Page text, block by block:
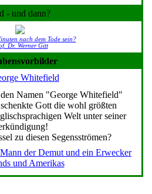
- und dann?
nach dem Tode sein?
Dr. Werner Gitt
Namen "George Whitefield"
Gott die wohl größten
Welt unter seiner
zu diesen Segensströmen?
der Demut und ein Erwecker
und Amerikas